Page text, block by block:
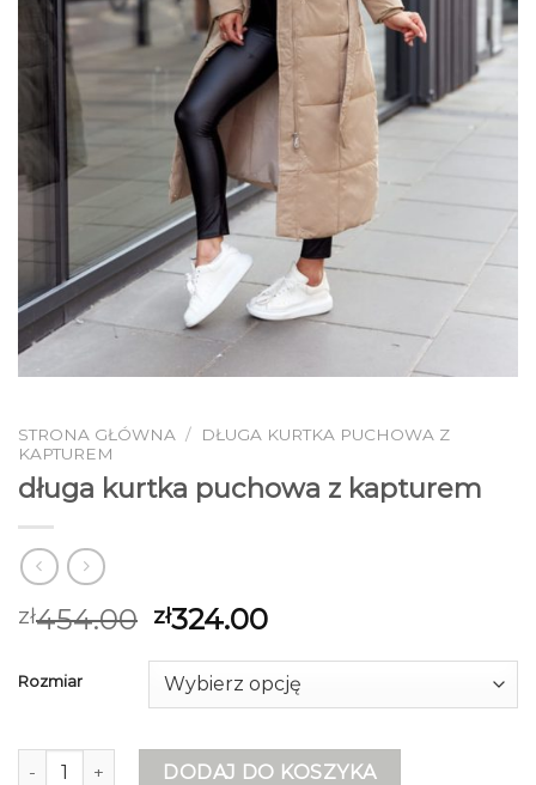
STRONA GŁÓWNA /
DŁUGA KURTKA PUCHOWA Z
KAPTUREM
długa kurtka puchowa z kapturem
zł454.00 zł324.00
Rozmiar
ilość długa kurtka puchowa z kapturem
DODAJ DO KOSZYKA